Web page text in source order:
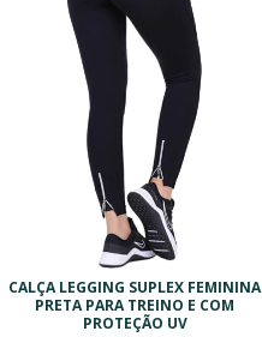
CALÇA LEGGING SUPLEX FEMININA
PRETA PARA TREINO E COM
PROTEÇÃO UV